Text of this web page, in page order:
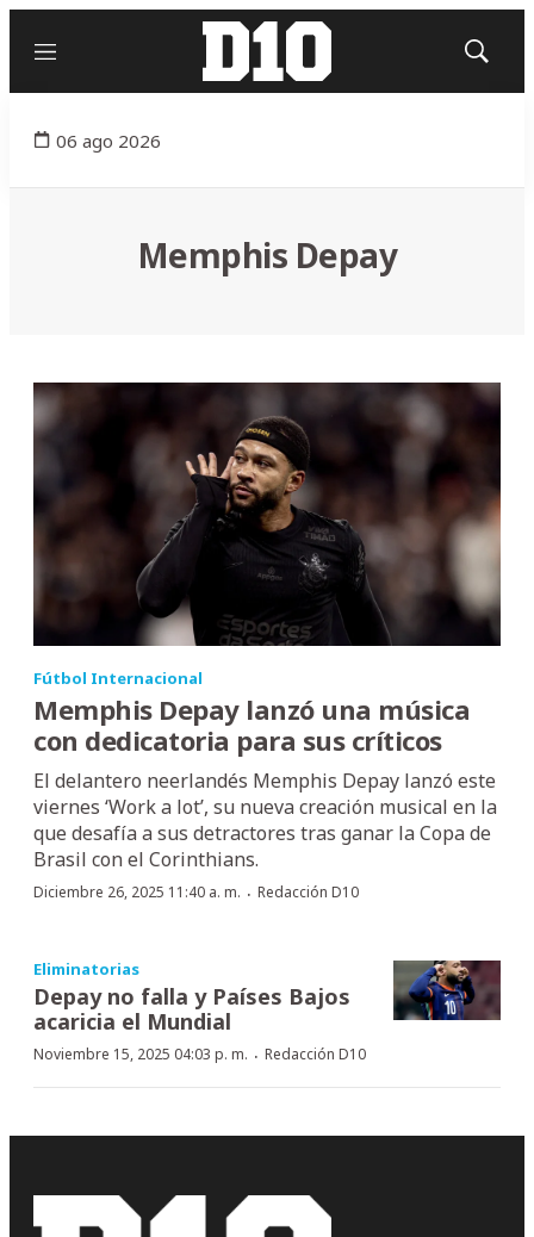
Menú
Mostrar
06 ago 2026
Memphis Depay
Fútbol Internacional
Memphis Depay lanzó una música
con dedicatoria para sus críticos
El delantero neerlandés Memphis Depay lanzó este
viernes ‘Work a lot’, su nueva creación musical en la
que desafía a sus detractores tras ganar la Copa de
Brasil con el Corinthians.
Diciembre 26, 2025 11:40 a. m. · Redacción D10
Eliminatorias
Depay no falla y Países Bajos
acaricia el Mundial
Noviembre 15, 2025 04:03 p. m. · Redacción D10